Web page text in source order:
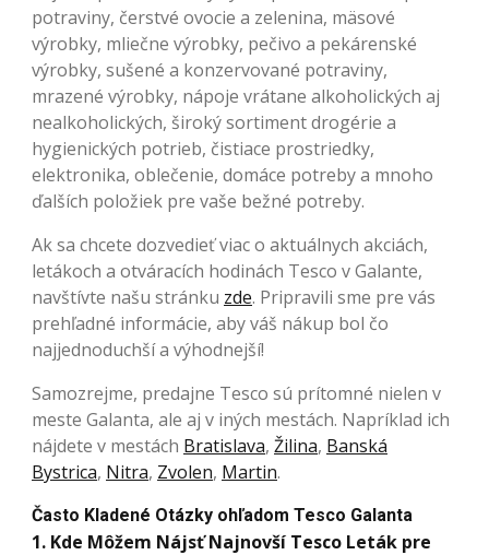
potraviny, čerstvé ovocie a zelenina, mäsové
výrobky, mliečne výrobky, pečivo a pekárenské
výrobky, sušené a konzervované potraviny,
mrazené výrobky, nápoje vrátane alkoholických aj
nealkoholických, široký sortiment drogérie a
hygienických potrieb, čistiace prostriedky,
elektronika, oblečenie, domáce potreby a mnoho
ďalších položiek pre vaše bežné potreby.
Ak sa chcete dozvedieť viac o aktuálnych akciách,
letákoch a otváracích hodinách Tesco v Galante,
navštívte našu stránku zde. Pripravili sme pre vás
prehľadné informácie, aby váš nákup bol čo
najjednoduchší a výhodnejší!
Samozrejme, predajne Tesco sú prítomné nielen v
meste Galanta, ale aj v iných mestách. Napríklad ich
nájdete v mestách Bratislava, Žilina, Banská
Bystrica, Nitra, Zvolen, Martin.
Často Kladené Otázky ohľadom Tesco Galanta
1. Kde Môžem Nájsť Najnovší Tesco Leták pre